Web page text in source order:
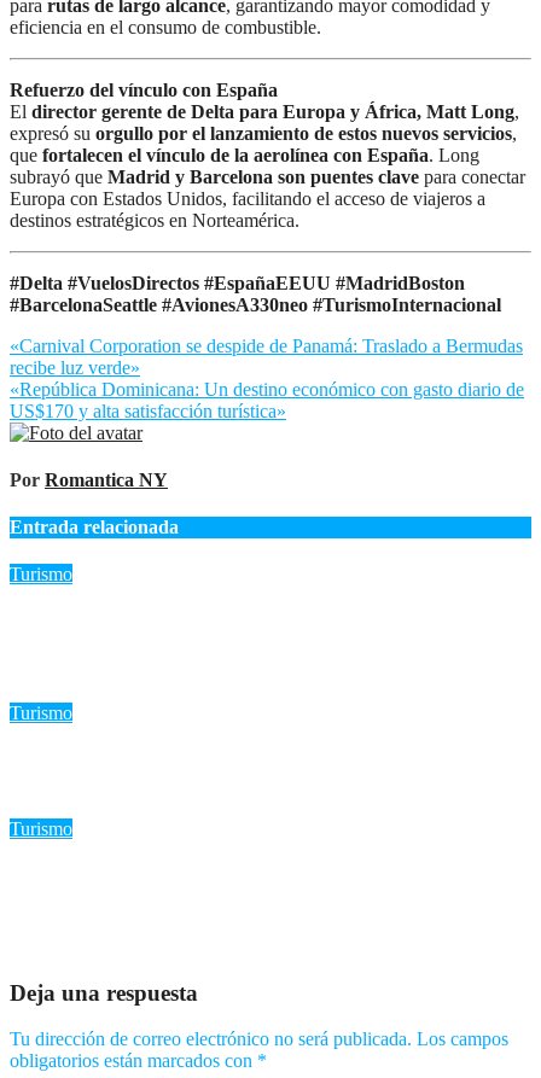
para rutas de largo alcance, garantizando mayor comodidad y
eficiencia en el consumo de combustible.
Refuerzo del vínculo con España
El director gerente de Delta para Europa y África, Matt Long,
expresó su orgullo por el lanzamiento de estos nuevos servicios,
que fortalecen el vínculo de la aerolínea con España. Long
subrayó que Madrid y Barcelona son puentes clave para conectar
Europa con Estados Unidos, facilitando el acceso de viajeros a
destinos estratégicos en Norteamérica.
#Delta #VuelosDirectos #EspañaEEUU #MadridBoston
#BarcelonaSeattle #AvionesA330neo #TurismoInternacional
Navegación
de
entradas
«Carnival Corporation se despide de Panamá: Traslado a Bermudas
recibe luz verde»
«República Dominicana: Un destino económico con gasto diario de
US$170 y alta satisfacción turística»
Por Romantica NY
Entrada relacionada
Turismo
Turismo
Turismo
Deja una respuesta
Tu dirección de correo electrónico no será publicada. Los campos
obligatorios están marcados con *